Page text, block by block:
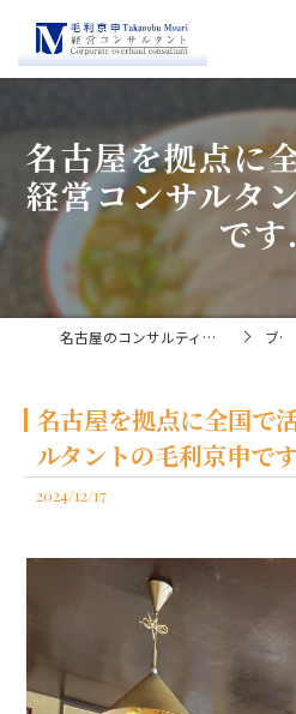
名古屋を拠点に
経営コンサルタ
です
名古屋のコンサルティングなら経営コンサルタント毛利京申 ブログ
名古屋を拠点に全国で
ルタントの毛利京申で
2024/12/17